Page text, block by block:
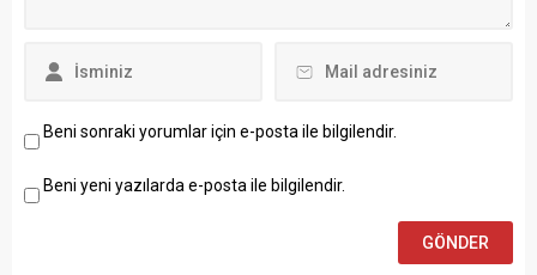
Beni sonraki yorumlar için e-posta ile bilgilendir.
Beni yeni yazılarda e-posta ile bilgilendir.